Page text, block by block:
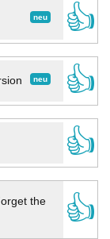
neu
👍
neu
👍
👍
the
👍